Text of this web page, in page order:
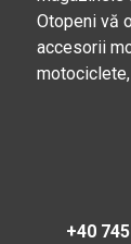
Otopeni vă
accesorii
+40